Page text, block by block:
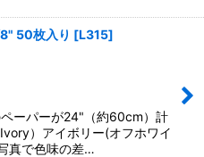
50枚入り [L315]
ーパーが24"（約60cm）計
）アイボリー(オフホワイ
真で色味の差…